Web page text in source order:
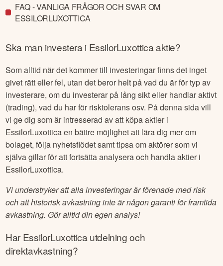
FAQ - VANLIGA FRÅGOR OCH SVAR OM
ESSILORLUXOTTICA
Ska man investera i EssilorLuxotticaaktie?
Som alltid när det kommer till investeringar finns det inget
givet rätt eller fel, utan det beror helt på vad du är för typ av
investerare, om du investerar på lång sikt eller handlar aktivt
(trading), vad du har för risktolerans osv. På denna sida vill
vi ge dig som är intresserad av att köpa aktier i
EssilorLuxotticaen bättre möjlighet att lära dig mer om
bolaget, följa nyhetsflödet samt tipsa om aktörer som vi
själva gillar för att fortsätta analysera och handla aktier i
EssilorLuxottica.
Vi understryker att alla investeringar är förenade med risk
och att historisk avkastning inte är någon garanti för framtida
avkastning. Gör alltid din egen analys!
HarEssilorLuxotticautdelning och
direktavkastning?